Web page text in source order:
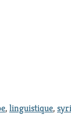
,linguistique,